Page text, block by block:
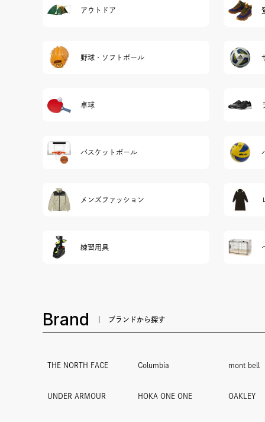
アウトドア
野球・ソフトボール
卓球
バスケットボール
メンズファッション
練習用具
Brand ブランドから探す
THE NORTH FACE Columbia mont bell
UNDER ARMOUR HOKA ONE ONE OAKLEY